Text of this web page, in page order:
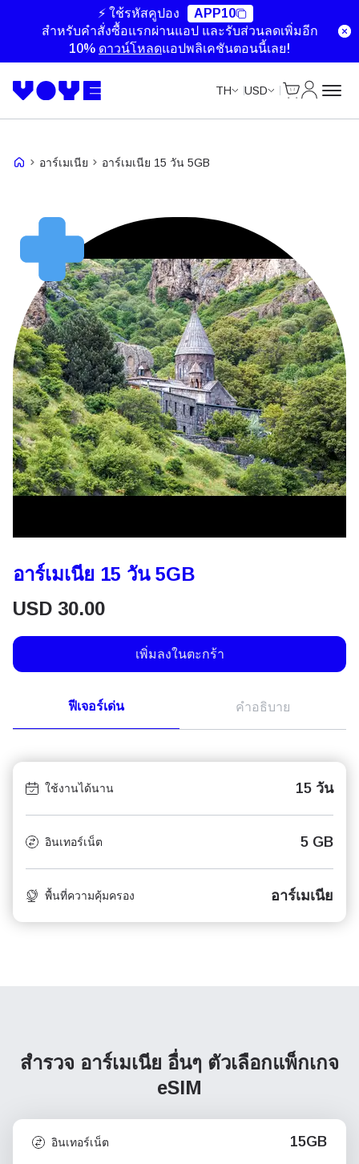
⚡ ใช้รหัสคูปอง
APP10
สำหรับคำสั่งซื้อแรกผ่านแอป และรับส่วนลดเพิ่มอีก
10% ดาวน์โหลดแอปพลิเคชันตอนนี้เลย!
TH USD
อาร์เมเนีย อาร์เมเนีย 15 วัน 5GB
อาร์เมเนีย 15 วัน 5GB
USD 30.00
เพิ่มลงในตะกร้า
ฟีเจอร์เด่น คำอธิบาย
ใช้งานได้นาน 15 วัน
อินเทอร์เน็ต 5 GB
พื้นที่ความคุ้มครอง อาร์เมเนีย
สำรวจ อาร์เมเนีย อื่นๆ ตัวเลือกแพ็กเกจ
eSIM
อินเทอร์เน็ต 15GB